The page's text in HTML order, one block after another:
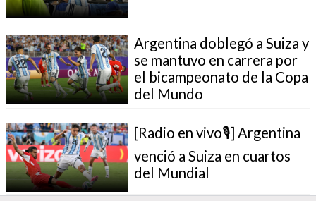
Argentina doblegó a Suiza y
se mantuvo en carrera por
el bicampeonato de la Copa
del Mundo
[Radio en vivo🎙] Argentina
venció a Suiza en cuartos
del Mundial